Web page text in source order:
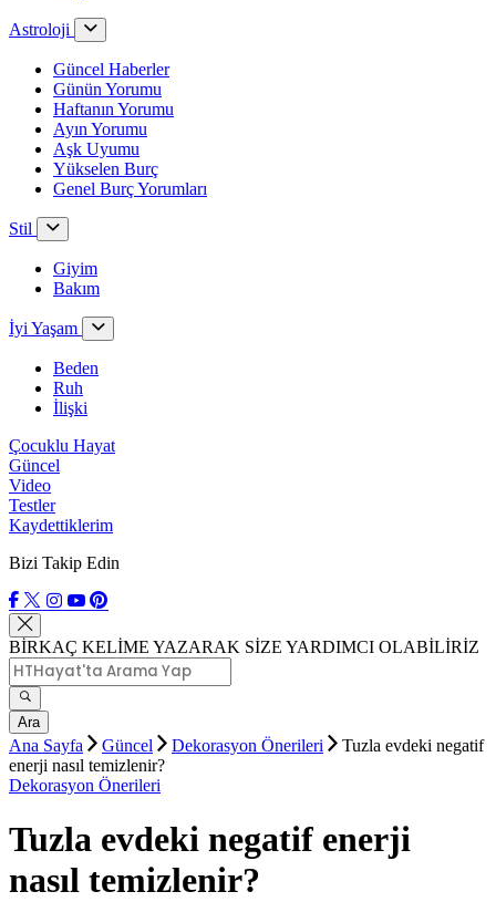
Astroloji
Güncel Haberler
Günün Yorumu
Haftanın Yorumu
Ayın Yorumu
Aşk Uyumu
Yükselen Burç
Genel Burç Yorumları
Stil
Giyim
Bakım
İyi Yaşam
Beden
Ruh
İlişki
Çocuklu Hayat
Güncel
Video
Testler
Kaydettiklerim
Bizi Takip Edin
BİRKAÇ KELİME YAZARAK SİZE YARDIMCI OLABİLİRİZ
Ara
Ana Sayfa Güncel Dekorasyon Önerileri
Tuzla evdeki negatif
enerji nasıl temizlenir?
Dekorasyon Önerileri
Tuzla evdeki negatif enerji
nasıl temizlenir?